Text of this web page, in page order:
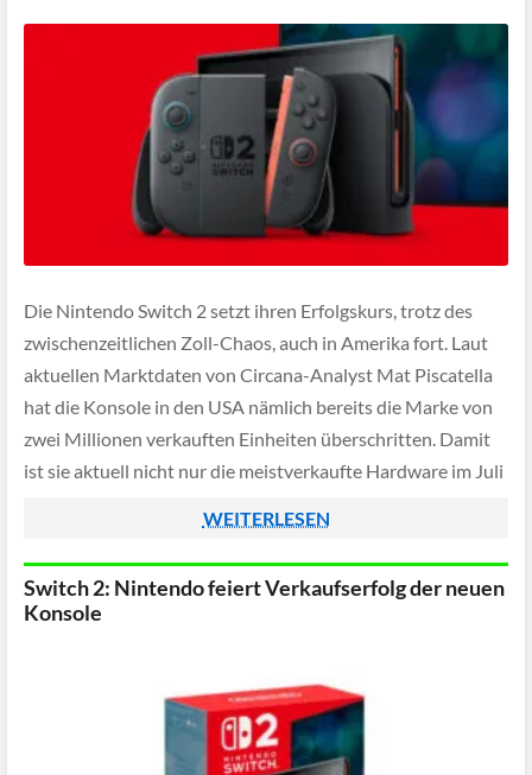
Die Nintendo Switch 2 setzt ihren Erfolgskurs, trotz des
zwischenzeitlichen Zoll-Chaos, auch in Amerika fort. Laut
aktuellen Marktdaten von Circana-Analyst Mat Piscatella
hat die Konsole in den USA nämlich bereits die Marke von
zwei Millionen verkauften Einheiten überschritten. Damit
ist sie aktuell nicht nur die meistverkaufte Hardware im Juli
WEITERLESEN
Switch 2: Nintendo feiert Verkaufserfolg der neuen
Konsole